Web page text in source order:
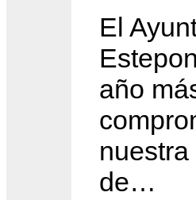
El
año
de…